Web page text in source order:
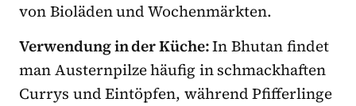
von Bioläden und Wochenmärkten.
Verwendung in der Küche:In Bhutan findet
man Austernpilze häufig in schmackhaften
Currys und Eintöpfen, während Pfifferlinge